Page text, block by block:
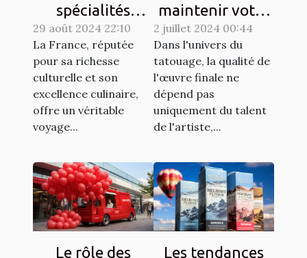
spécialités
culinaires
régionales et
leur histoire
29 août 2024 22:10
La France, réputée
pour sa richesse
culturelle et son
excellence culinaire,
offre un véritable
voyage...
maintenir votre
matériel de
tatouage en
parfait état
2 juillet 2024 00:44
Dans l'univers du
tatouage, la qualité de
l'œuvre finale ne
dépend pas
uniquement du talent
de l'artiste,...
Le rôle des
Les tendances